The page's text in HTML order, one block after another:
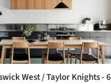
West / Taylor Knights - 6